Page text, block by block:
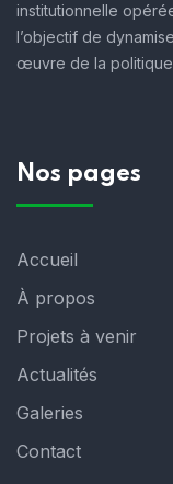
institutionnelle
l’objectif de
œuvre de la politique
Nos pages
Accueil
À propos
Projets à venir
Actualités
Galeries
Contact